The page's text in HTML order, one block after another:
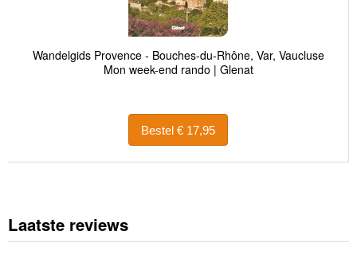
Wandelgids Provence - Bouches-du-Rhône, Var, Vaucluse
Mon week-end rando | Glenat
Bestel € 17,95
Laatste reviews